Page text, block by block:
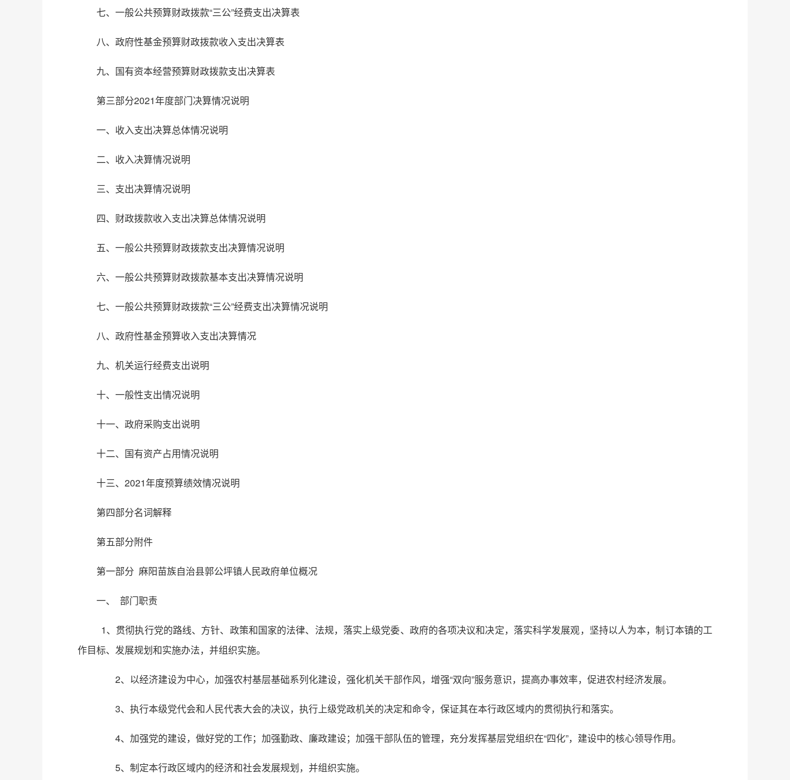
七、一般公共预算财政拨款“三公”经费支出决算表
八、政府性基金预算财政拨款收入支出决算表
九、国有资本经营预算财政拨款支出决算表
第三部分2021年度部门决算情况说明
一、收入支出决算总体情况说明
二、收入决算情况说明
三、支出决算情况说明
四、财政拨款收入支出决算总体情况说明
五、一般公共预算财政拨款支出决算情况说明
六、一般公共预算财政拨款基本支出决算情况说明
七、一般公共预算财政拨款“三公”经费支出决算情况说明
八、政府性基金预算收入支出决算情况
九、机关运行经费支出说明
十、一般性支出情况说明
十一、政府采购支出说明
十二、国有资产占用情况说明
十三、2021年度预算绩效情况说明
第四部分名词解释
第五部分附件
第一部分 麻阳苗族自治县郭公坪镇人民政府单位概况
一、 部门职责
1、贯彻执行党的路线、方针、政策和国家的法律、法规，落实上级党委、政府的各项决议和决定，落实科学发展观，坚持以人为本，制订本镇的工
作目标、发展规划和实施办法，并组织实施。
2、以经济建设为中心，加强农村基层基础系列化建设，强化机关干部作风，增强“双向”服务意识，提高办事效率，促进农村经济发展。
3、执行本级党代会和人民代表大会的决议，执行上级党政机关的决定和命令，保证其在本行政区域内的贯彻执行和落实。
4、加强党的建设，做好党的工作；加强勤政、廉政建设；加强干部队伍的管理，充分发挥基层党组织在“四化”，建设中的核心领导作用。
5、制定本行政区域内的经济和社会发展规划，并组织实施。